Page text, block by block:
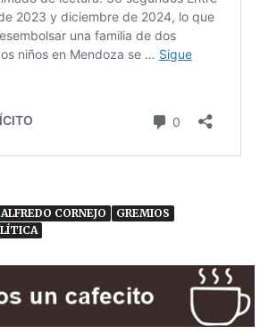
ALFREDO CORNEJO
GREMIOS